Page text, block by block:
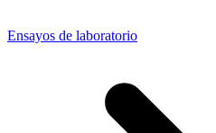
Ensayos de laboratorio